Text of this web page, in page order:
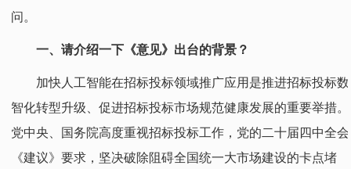
问。
一、请介绍一下《意见》出台的背景？
加快人工智能在招标投标领域推广应用是推进招标投标数
智化转型升级、促进招标投标市场规范健康发展的重要举措。
党中央、国务院高度重视招标投标工作，党的二十届四中全会
《建议》要求，坚决破除阻碍全国统一大市场建设的卡点堵